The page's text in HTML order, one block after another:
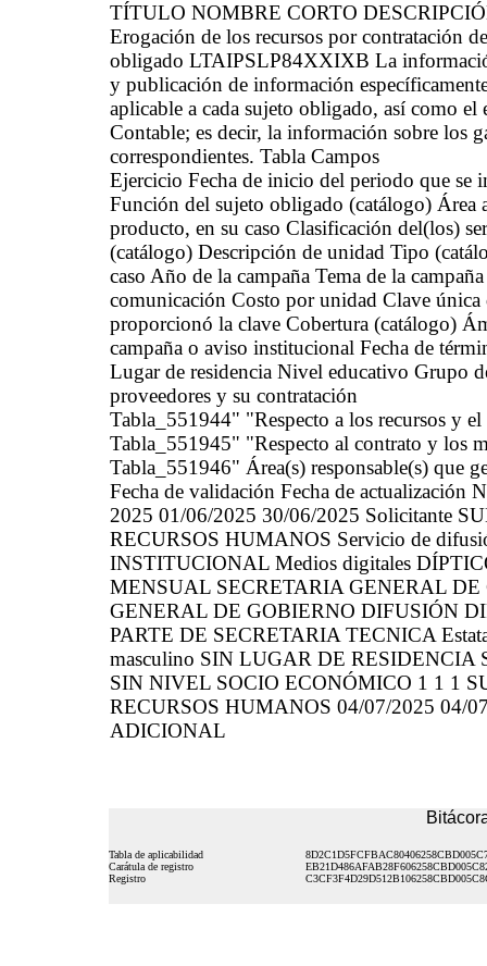
TÍTULO NOMBRE CORTO
Erogación de los recursos por contratación
obligado LTAIPSLP84XXIXB La
y publicación de información
aplicable a cada sujeto obligado, así como
Contable; es decir, la información sobre los
correspondientes. Tabla Campos
Ejercicio Fecha de inicio del periodo que se
Función del sujeto obligado (catálogo) Área
producto, en su caso Clasificación del(los)
(catálogo) Descripción de unidad Tipo
caso Año de la campaña Tema de la
comunicación Costo por unidad Clave
proporcionó la clave Cobertura (catálogo)
campaña o aviso institucional Fecha de
Lugar de residencia Nivel educativo Grupo
proveedores y su contratación
Tabla_551944" "Respecto a los recursos y el
Tabla_551945" "Respecto al contrato y los
Tabla_551946" Área(s) responsable(s) que
Fecha de validación Fecha de actualización
2025 01/06/2025 30/06/2025 Solicitante
RECURSOS HUMANOS Servicio de
INSTITUCIONAL Medios digitales
MENSUAL SECRETARIA GENERAL
GENERAL DE GOBIERNO DIFUSIÓN
PARTE DE SECRETARIA TECNICA
masculino SIN LUGAR DE
SIN NIVEL SOCIO ECONÓMICO 1 1 1
RECURSOS HUMANOS 04/07/2025 04/
ADICIONAL
Tabla de aplicabilidad
Carátula de registro
Registro